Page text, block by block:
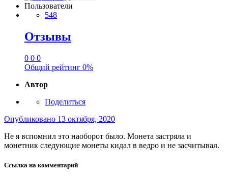
Пользователи
548
Отзывы
0 0 0
Общий рейтинг 0%
Автор
Поделиться
Опубликовано 13 октября, 2020
Не я вспомнил это наоборот было. Монета застряла и
монетник следующие монеты кидал в ведро и не засчитывал.
Ссылка на комментарий